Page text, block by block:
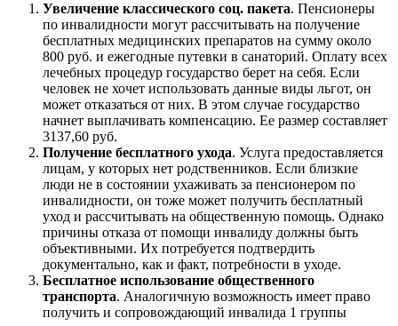
Увеличение классического соц. пакета. Пенсионеры
по инвалидности могут рассчитывать на получение
бесплатных медицинских препаратов на сумму около
800 руб. и ежегодные путевки в санаторий. Оплату всех
лечебных процедур государство берет на себя. Если
человек не хочет использовать данные виды льгот, он
может отказаться от них. В этом случае государство
начнет выплачивать компенсацию. Ее размер составляет
3137,60 руб.
Получение бесплатного ухода. Услуга предоставляется
лицам, у которых нет родственников. Если близкие
люди не в состоянии ухаживать за пенсионером по
инвалидности, он тоже может получить бесплатный
уход и рассчитывать на общественную помощь. Однако
причины отказа от помощи инвалиду должны быть
объективными. Их потребуется подтвердить
документально, как и факт, потребности в уходе.
Бесплатное использование общественного
транспорта. Аналогичную возможность имеет право
получить и сопровождающий инвалида 1 группы